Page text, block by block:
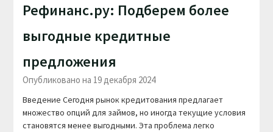
Рефинанс.ру: Подберем более
выгодные кредитные
предложения
Опубликовано на 19 декабря 2024
Введение Сегодня рынок кредитования предлагает
множество опций для займов, но иногда текущие условия
становятся менее выгодными. Эта проблема легко